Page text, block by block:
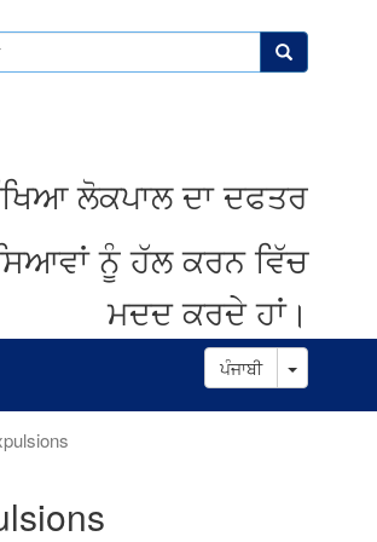
ਲੱਭੋ
ਲੋਕਪਾਲ ਦਾ ਦਫਤਰ
ਨੂੰ ਹੱਲ ਕਰਨ ਵਿੱਚ
ਮਦਦ ਕਰਦੇ ਹਾਂ।
ਪੰਜਾਬੀ Toggle